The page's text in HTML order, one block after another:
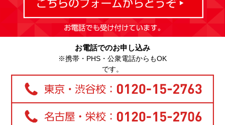
お電話でのお申し込み
※携帯・PHS・公衆電話からもOK
です。